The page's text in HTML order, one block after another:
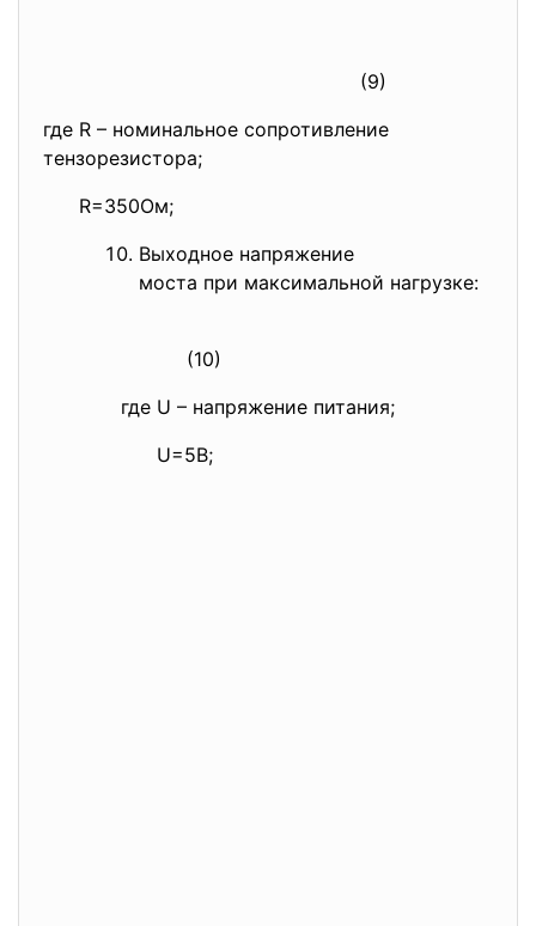
(9)
где R – номинальное сопротивление
тензорезистора;
R=350Ом;
Выходное напряжение
моста при максимальной нагрузке:
(10)
где U – напряжение питания;
U=5В;